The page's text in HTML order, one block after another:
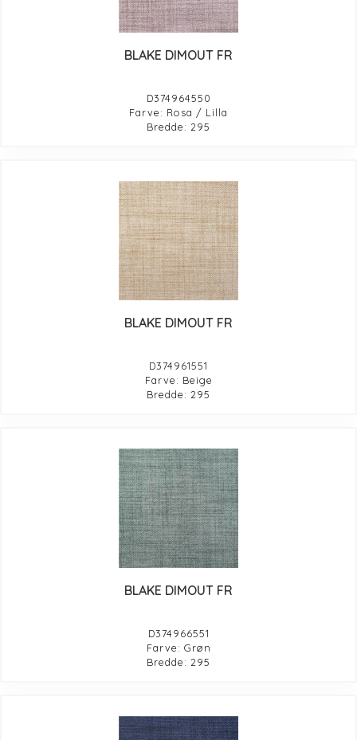
BLAKE DIMOUT FR
D374964550
Farve: Rosa / Lilla
Bredde: 295
BLAKE DIMOUT FR
D374961551
Farve: Beige
Bredde: 295
BLAKE DIMOUT FR
D374966551
Farve: Grøn
Bredde: 295